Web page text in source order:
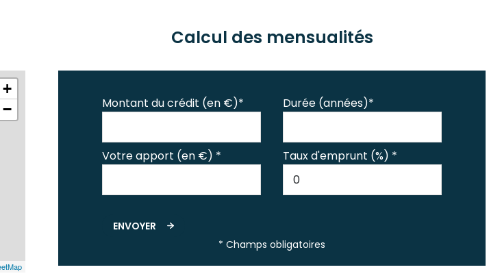
+
−
Calcul des mensualités
Montant du crédit (en €)* Durée (années)*
Votre apport (en €) * Taux d'emprunt (%) *
ENVOYER
* Champs obligatoires